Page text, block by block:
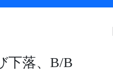
下落、B/B